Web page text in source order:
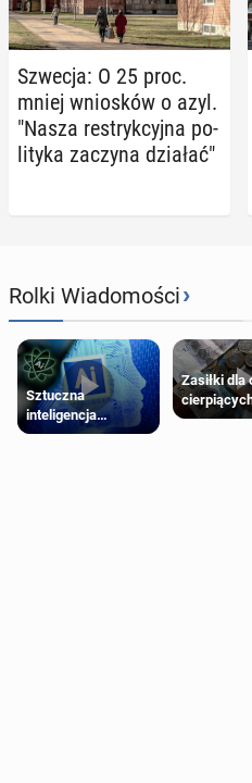
Szwecja: O 25 proc.
mniej wnio­sków o azyl.
"Nasza re­stryk­cyj­na po­
li­ty­ka zaczyna działać"
Rolki Wiadomości›
Sztuczna
inteligencja
próbowała oszukać
Zasiłki dla
schorzenia